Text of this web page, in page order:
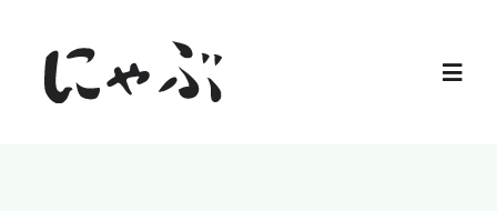
content